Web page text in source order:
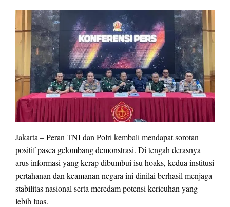
Jakarta – Peran TNI dan Polri kembali mendapat sorotan
positif pasca gelombang demonstrasi. Di tengah derasnya
arus informasi yang kerap dibumbui isu hoaks, kedua institusi
pertahanan dan keamanan negara ini dinilai berhasil menjaga
stabilitas nasional serta meredam potensi kericuhan yang
lebih luas.